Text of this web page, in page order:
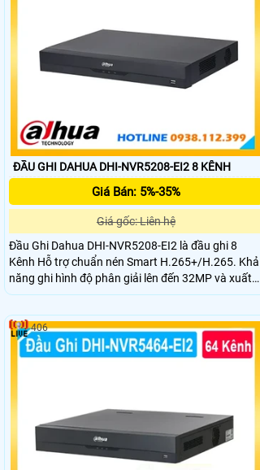
ĐẦU GHI DAHUA DHI-NVR5208-EI2 8 KÊNH
Giá Bán: 5%-35%
Giá gốc: Liên hệ
Đầu Ghi Dahua DHI-NVR5208-EI2 là đầu ghi 8
Kênh Hỗ trợ chuẩn nén Smart H.265+/H.265. Khả
năng ghi hình độ phân giải lên đến 32MP và xuất
hình 8K HDMI. Hỗ trợ 2 ổ cứng mỗi ổ tối đa 20 TB
mặt, biển số xe và phân tích hành vi.
406